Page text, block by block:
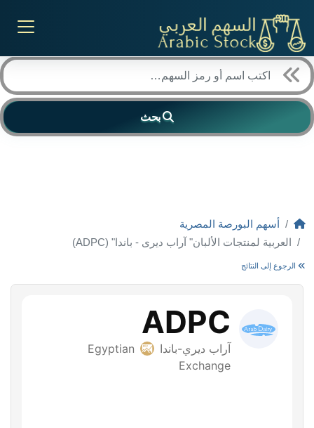
بحث
أسهم البورصة المصرية
العربية لمنتجات الألبان" آراب ديرى - باندا" (ADPC)
الرجوع إلى النتائج